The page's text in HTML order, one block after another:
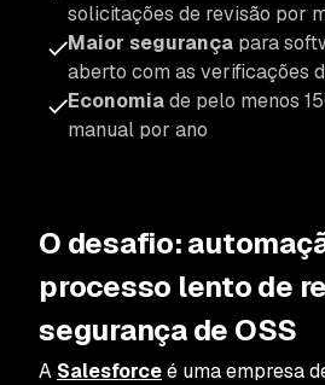
solicitações de revisão por
Maior segurança para
aberto com as verificações
Economiade pelo menos
manual por ano
O desafio:
processo lento de
segurança de OSS
A Salesforceé uma empresa